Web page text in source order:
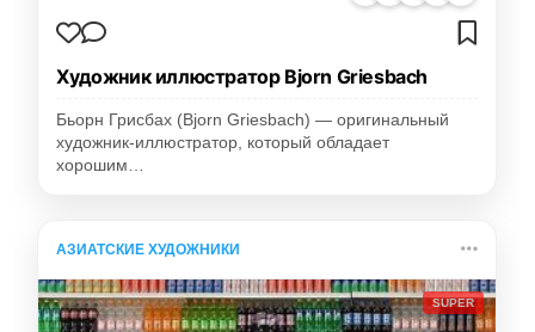
Художник иллюстратор Bjorn Griesbach
Бьорн Грисбах (Bjorn Griesbach) — оригинальный
художник-иллюстратор, который обладает
хорошим…
АЗИАТСКИЕ ХУДОЖНИКИ
SUPER